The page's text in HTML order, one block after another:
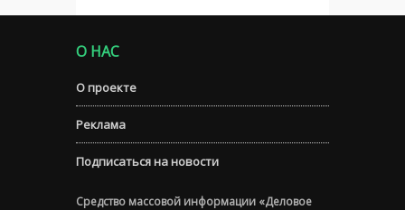
О НАС
О проекте
Реклама
Подписаться на новости
Средство массовой информации «Деловое